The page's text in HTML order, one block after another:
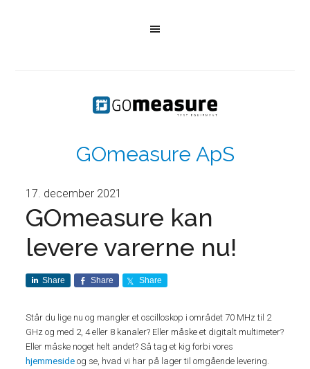
GOmeasure ApS
17. december 2021
GOmeasure kan
levere varerne nu!
Share Share Share
Står du lige nu og mangler et oscilloskop i området 70 MHz til 2
GHz og med 2, 4 eller 8 kanaler? Eller måske et digitalt multimeter?
Eller måske noget helt andet? Så tag et kig forbi vores
hjemmeside og se, hvad vi har på lager til omgående levering.